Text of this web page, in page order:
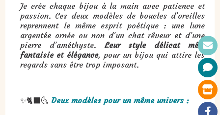
Je crée chaque bijou à la main avec patience et
passion. Ces deux modèles de boucles d’oreilles
reprennent le même esprit poétique : une lune
argentée ornée ou non d’un chat rêveur et d’une
pierre d’améthyste.Leur style délicat mêle
fantaisie et élégance, pour un bijou qui attire les
regards sans être trop imposant.
✨🐈‍⬛🌜 Deux modèles pour un même univers :